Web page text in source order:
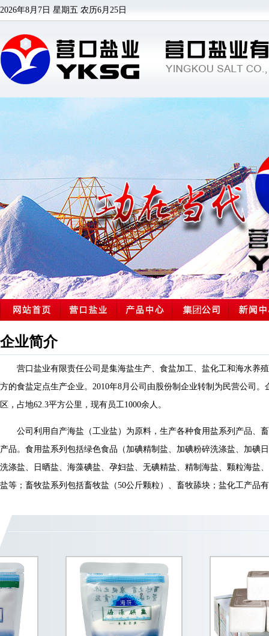
2026年8月7日 星期五 农历6月25日
企业简介
营口盐业有限责任公司是集海盐生产、食盐加工、盐化工和海水养
方的食盐定点生产企业。2010年8月公司由股份制企业转制为民营公司。
区，占地62.3平方公里，现有员工1000余人。
公司利用自产海盐（工业盐）为原料，生产各种食用盐系列产品、
产品。食用盐系列包括绿色食品（加碘精制盐、加碘粉碎洗涤盐、加碘
洗涤盐、日晒盐、海藻碘盐、孕妇盐、无碘精盐、精制海盐、颗粒海盐
盐等；畜牧盐系列包括畜牧盐（50公斤颗粒）、畜牧舔块；盐化工产品
营口现代渔业科技产业园